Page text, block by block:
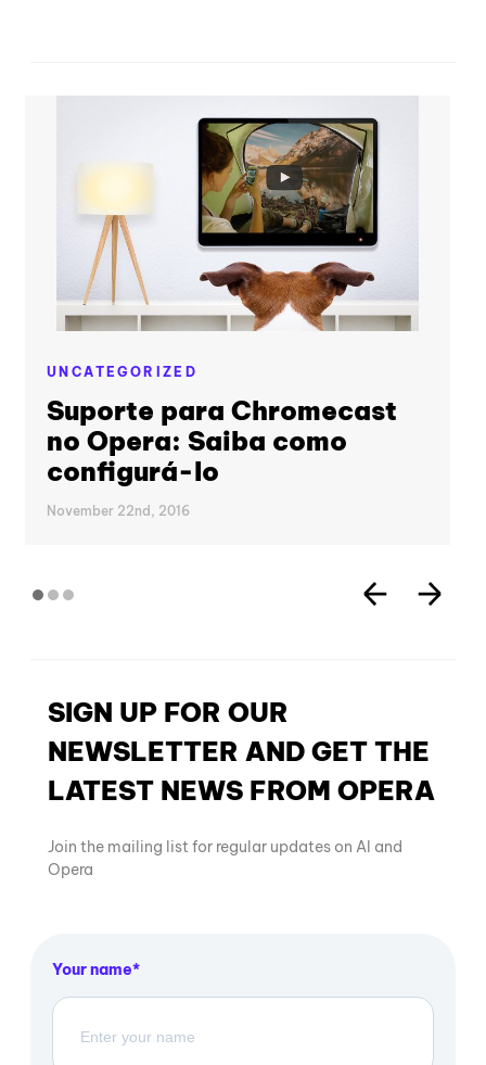
UNCATEGORIZED
Suporte para Chromecast
no Opera: Saiba como
configurá-lo
November 22nd, 2016
SIGN UP FOR OUR
NEWSLETTER AND GET THE
LATEST NEWS FROM OPERA
Join the mailing list for regular updates on AI and
Opera
Your name